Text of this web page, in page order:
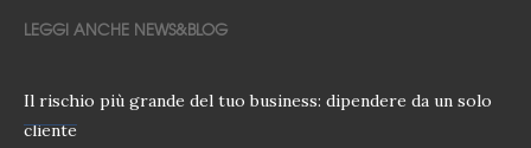
LEGGI ANCHE NEWS&BLOG
Il rischio più grande del tuo business: dipendere da un solo
cliente